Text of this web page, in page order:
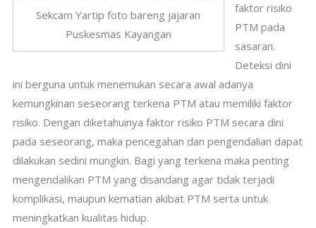
Sekcam Yartip foto bareng jajaran
Puskesmas Kayangan
faktor risiko
PTM pada
sasaran.
Deteksi dini
ini berguna untuk menemukan secara awal adanya
kemungkinan seseorang terkena PTM atau memiliki faktor
risiko. Dengan diketahuinya faktor risiko PTM secara dini
pada seseorang, maka pencegahan dan pengendalian dapat
dilakukan sedini mungkin. Bagi yang terkena maka penting
mengendalikan PTM yang disandang agar tidak terjadi
komplikasi, maupun kematian akibat PTM serta untuk
meningkatkan kualitas hidup.